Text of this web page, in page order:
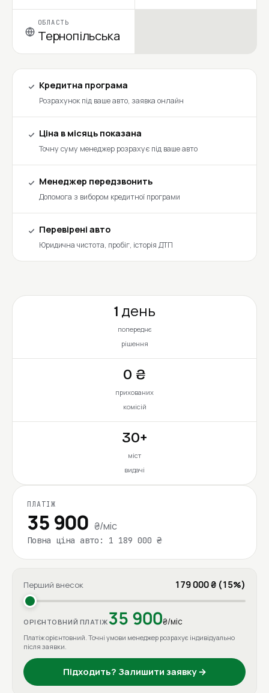
ОБЛАСТЬ
Тернопільська
Кредитна програма
Розрахунок під ваше авто, заявка онлайн
Ціна в місяць показана
Точну суму менеджер розрахує під ваше авто
Менеджер передзвонить
Допомога з вибором кредитної програми
Перевірені авто
Юридична чистота, пробіг, історія ДТП
1 день
попереднє
рішення
0 ₴
прихованих
комісій
30+
міст
видачі
ПЛАТІЖ
35 900 ₴/міс
Повна ціна авто: 1 189 000 ₴
Перший внесок 179 000 ₴ (15%)
ОРІЄНТОВНИЙ ПЛАТІЖ35 900₴/міс
Платіж орієнтовний. Точні умови менеджер розрахує індивідуально
після заявки.
Підходить? Залишити заявку →